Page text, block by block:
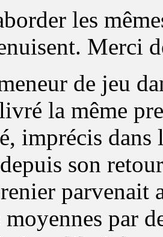
les
Merci
de jeu
la même
imprécis dans
son
parvenait
par